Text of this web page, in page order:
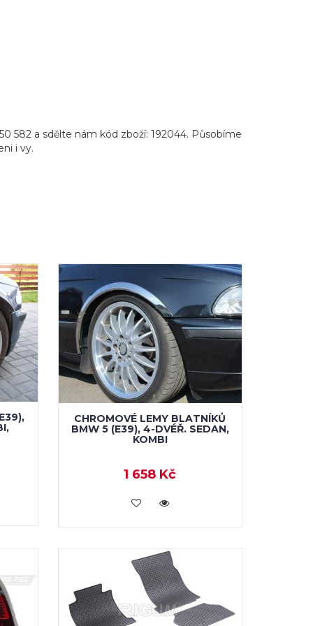
582 a sdělte nám kód zboží: 192044. Působíme
i vy.
CHROMOVÉ LEMY BLATNÍKŮ
BMW 5 (E39), 4-DVÉŘ. SEDAN,
KOMBI
1 658 Kč
KOUPIT